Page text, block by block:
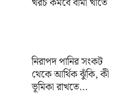
নিরাপদ পানির সংকট
থেকে আর্থিক ঝুঁকি, কী
ভূমিকা রাখতে...